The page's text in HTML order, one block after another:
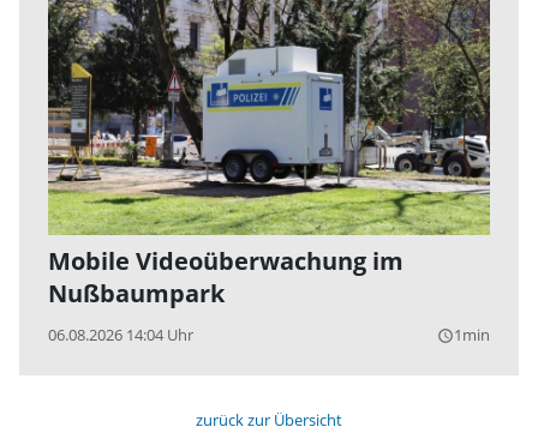
Mobile Videoüberwachung im
Nußbaumpark
06.08.2026 14:04 Uhr query_builder1min
zurück zur Übersicht